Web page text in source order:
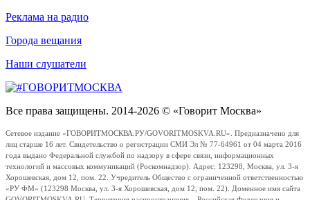
Реклама на радио
Города вещания
Наши слушатели
Все права защищены. 2014-2026 © «Говорит Москва»
Сетевое издание «ГОВОРИТМОСКВА.РУ/GOVORITMOSKVA.RU». Предназначено для
лиц старше 16 лет. Свидетельство о регистрации СМИ Эл № 77-64961 от 04 марта 2016
года выдано Федеральной службой по надзору в сфере связи, информационных
технологий и массовых коммуникаций (Роскомнадзор). Адрес: 123298, Москва, ул. 3-я
Хорошевская, дом 12, пом. 22. Учредитель Общество с ограниченной ответственностью
«РУ ФМ» (123298 Москва, ул. 3-я Хорошевская, дом 12, пом. 22). Доменное имя сайта